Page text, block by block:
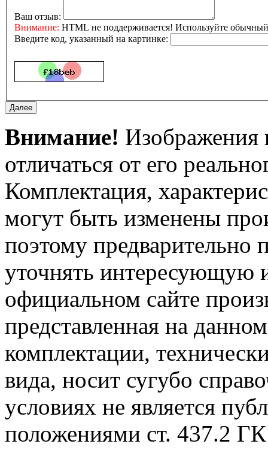
Ваш отзыв:
Внимание: HTML не поддерживается! Используйте обычный
Введите код, указанный на картинке:
Внимание! Изображения
отличаться от его
Комплектация,
могут быть изменены
поэтому предварительно
уточнять интересующую
официальном сайте
представленная на
комплектации,
вида, носит сугубо
условиях не является
положениями cт. 437.2